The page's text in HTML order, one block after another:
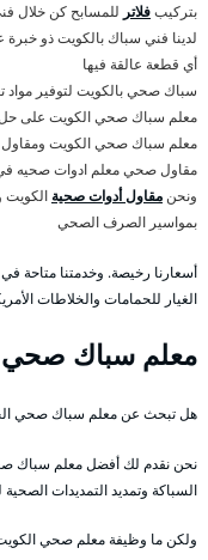
بتركيبفلاتر للمسابح كن خلال
لدينا فني سباك بالكويت ذو
أي قطعة عالقة فيها
سباك صحي بالكويت لتوفير مواد
معلم سباك صحي الكويت على
معلم سباك صحي الكويت
مقاول صحي معلم ادوات صحيه
ونحن مقاول أدوات صحية
بمواسير الصرف الصحي
أسعارنا رخيصة. وخدمتنا متاحة
الغيار للحمامات والخلاطات
معلم سباك صحي
هل تبحث عن معلم سباك صحي
نحن نقدم لك أفضل معلم سباك
السباكة وتمديد التمديدات
ولكن ما وظيفة معلم صحي